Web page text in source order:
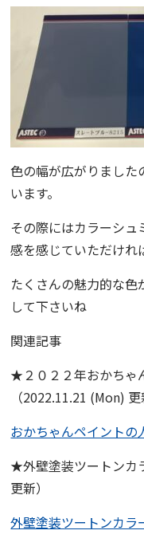
色の幅が広がりました
います。
その際にはカラーシュ
感を感じていただけれ
たくさんの魅力的な
して下さいね
関連記事
★２０２２年おかちゃ
（2022.11.21 (Mon) 更
おかちゃんペイント
★外壁塗装ツートンカ
更新）
外壁塗装ツートンカラ